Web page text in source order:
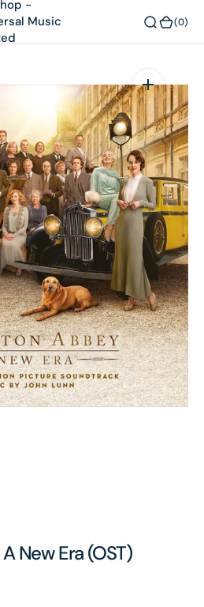
(0)
New Era (OST)
在
相
簿
中
開
啟
第
1
張